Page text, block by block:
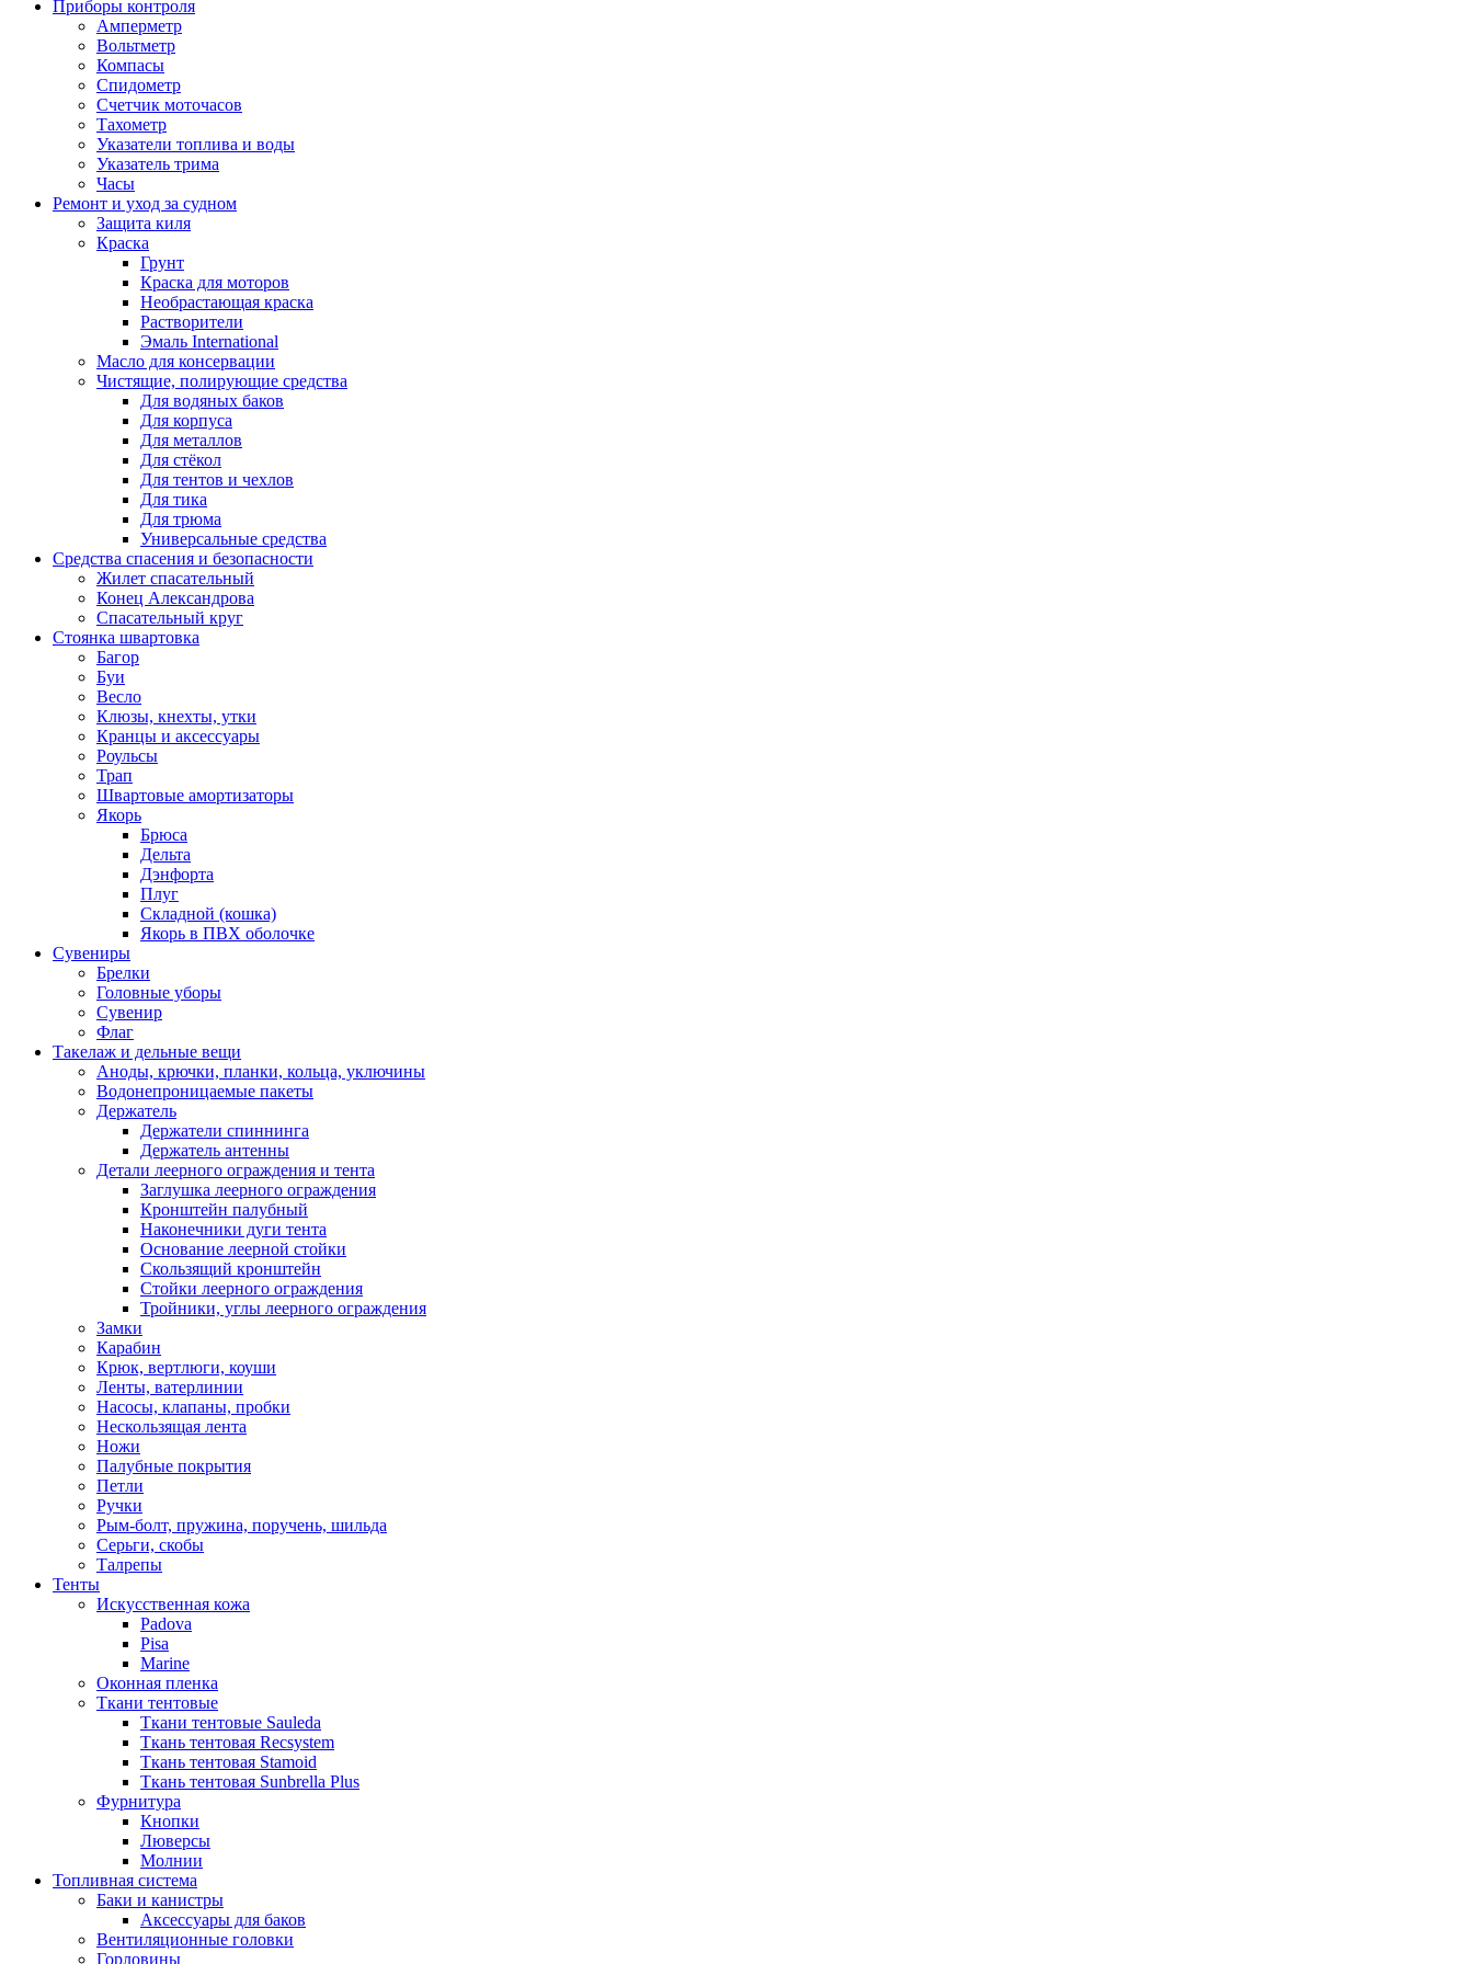
Приборы контроля
Амперметр
Вольтметр
Компасы
Спидометр
Счетчик моточасов
Тахометр
Указатели топлива и воды
Указатель трима
Часы
Ремонт и уход за судном
Защита киля
Краска
Грунт
Краска для моторов
Необрастающая краска
Растворители
Эмаль International
Масло для консервации
Чистящие, полирующие средства
Для водяных баков
Для корпуса
Для металлов
Для стёкол
Для тентов и чехлов
Для тика
Для трюма
Универсальные средства
Средства спасения и безопасности
Жилет спасательный
Конец Александрова
Спасательный круг
Стоянка швартовка
Багор
Буи
Весло
Клюзы, кнехты, утки
Кранцы и аксессуары
Роульсы
Трап
Швартовые амортизаторы
Якорь
Брюса
Дельта
Дэнфорта
Плуг
Складной (кошка)
Якорь в ПВХ оболочке
Сувениры
Брелки
Головные уборы
Сувенир
Флаг
Такелаж и дельные вещи
Аноды, крючки, планки, кольца, уключины
Водонепроницаемые пакеты
Держатель
Держатели спиннинга
Держатель антенны
Детали леерного ограждения и тента
Заглушка леерного ограждения
Кронштейн палубный
Наконечники дуги тента
Основание леерной стойки
Скользящий кронштейн
Стойки леерного ограждения
Тройники, углы леерного ограждения
Замки
Карабин
Крюк, вертлюги, коуши
Ленты, ватерлинии
Насосы, клапаны, пробки
Нескользящая лента
Ножи
Палубные покрытия
Петли
Ручки
Рым-болт, пружина, поручень, шильда
Серьги, скобы
Талрепы
Тенты
Искусственная кожа
Padova
Pisa
Marine
Оконная пленка
Ткани тентовые
Ткани тентовые Sauleda
Ткань тентовая Recsystem
Ткань тентовая Stamoid
Ткань тентовая Sunbrella Plus
Фурнитура
Кнопки
Люверсы
Молнии
Топливная система
Баки и канистры
Аксессуары для баков
Вентиляционные головки
Горловины